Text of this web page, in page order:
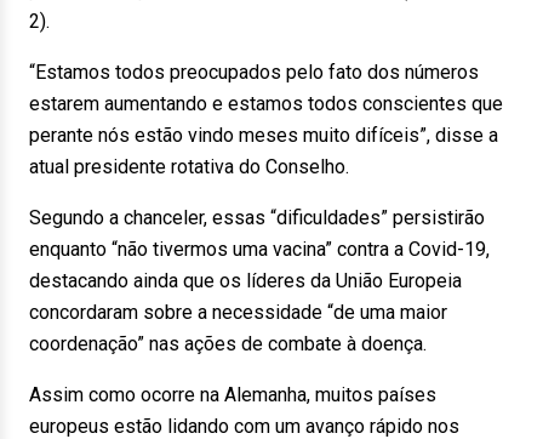
2).
“Estamos todos preocupados pelo fato dos números
estarem aumentando e estamos todos conscientes que
perante nós estão vindo meses muito difíceis”, disse a
atual presidente rotativa do Conselho.
Segundo a chanceler, essas “dificuldades” persistirão
enquanto “não tivermos uma vacina” contra a Covid-19,
destacando ainda que os líderes da União Europeia
concordaram sobre a necessidade “de uma maior
coordenação” nas ações de combate à doença.
Assim como ocorre na Alemanha, muitos países
europeus estão lidando com um avanço rápido nos